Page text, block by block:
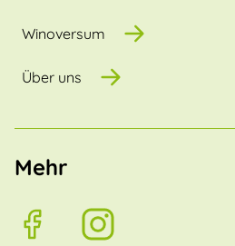
Winoversum
Über uns
Mehr